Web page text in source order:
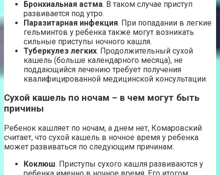
Бронхиальная астма. В таком случае приступ
развивается под утро.
Паразитарная инфекция. При попадании в легкие
гельминтов у ребенка также могут возникать
сильные приступы ночного кашля.
Туберкулез легких. Продолжительный сухой
кашель (больше календарного месяца), не
поддающийся лечению требует получения
квалифицированной медицинской консультации.
Сухой кашель по ночам – в чем могут быть
причины
Ребенок кашляет по ночам, а днем нет, Комаровский
считает, что сухой кашель в ночное время у ребенка
может развиваться по следующим причинам:
Коклюш. Приступы сухого кашля развиваются у